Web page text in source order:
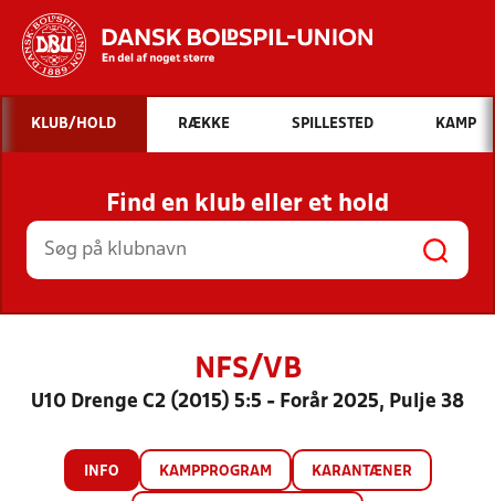
Hvad vil du søge efter?
INDHOLD OG NYHEDER
STILLINGER, RESULTATER, KLUBBER OG
HOLD
KLUB/HOLD RÆKKE SPILLESTED KAMP
Find en klub eller et hold
NFS/VB
U10 Drenge C2 (2015) 5:5 - Forår 2025, Pulje 38
INFO KAMPPROGRAM KARANTÆNER